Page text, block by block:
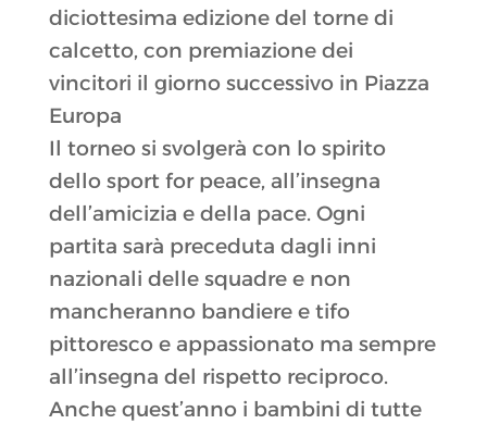
diciottesima edizione del torne di
calcetto, con premiazione dei
vincitori il giorno successivo in Piazza
Europa
Il torneo si svolgerà con lo spirito
dello sport for peace, all’insegna
dell’amicizia e della pace. Ogni
partita sarà preceduta dagli inni
nazionali delle squadre e non
mancheranno bandiere e tifo
pittoresco e appassionato ma sempre
all’insegna del rispetto reciproco.
Anche quest’anno i bambini di tutte